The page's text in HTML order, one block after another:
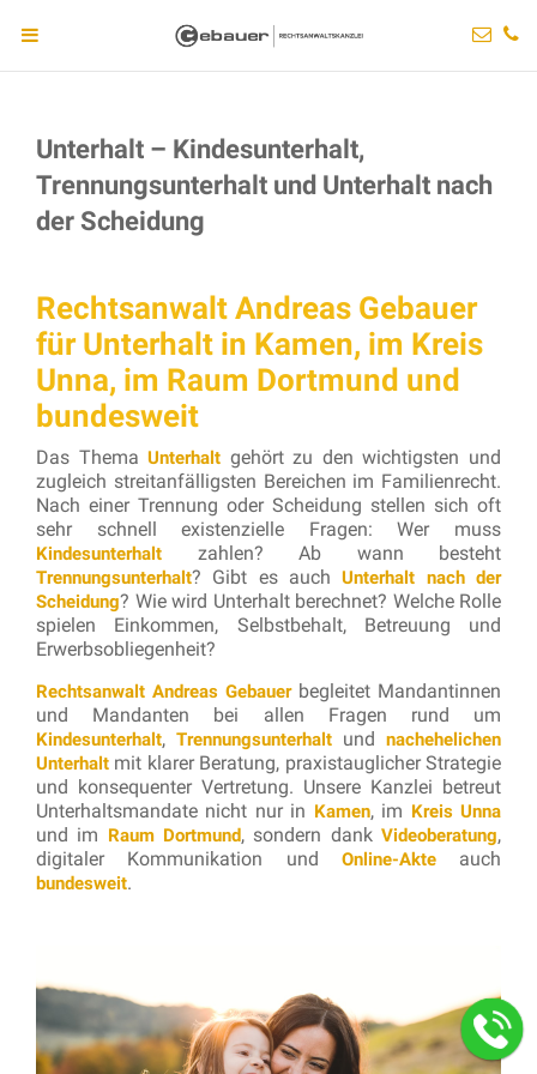
Unterhalt – Kindesunterhalt,
Trennungsunterhalt und Unterhalt nach
der Scheidung
Rechtsanwalt Andreas Gebauer
für Unterhalt in Kamen, im Kreis
Unna, im Raum Dortmund und
bundesweit
Das ThemaUnterhalt gehört zu den wichtigsten und
zugleich streitanfälligsten Bereichen im Familienrecht.
Nach einer Trennung oder Scheidung stellen sich oft
sehr schnell existenzielle Fragen: Wer muss
Kindesunterhalt zahlen? Ab wann besteht
Trennungsunterhalt? Gibt es auchUnterhalt nach der
Scheidung? Wie wird Unterhalt berechnet? Welche Rolle
spielen Einkommen, Selbstbehalt, Betreuung und
Erwerbsobliegenheit?
Rechtsanwalt Andreas Gebauerbegleitet Mandantinnen
und Mandanten bei allen Fragen rund um
Kindesunterhalt, Trennungsunterhalt und nachehelichen
Unterhalt mit klarer Beratung, praxistauglicher Strategie
und konsequenter Vertretung. Unsere Kanzlei betreut
Unterhaltsmandate nicht nur in Kamen, im Kreis Unna
und im Raum Dortmund, sondern dankVideoberatung,
digitaler Kommunikation und Online-Akteauch
bundesweit.